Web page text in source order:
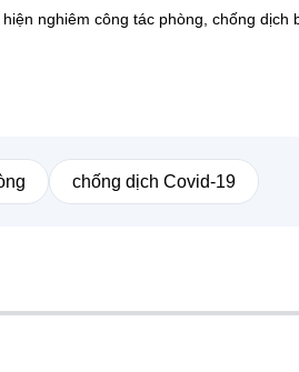
nghiêm công tác phòng, chống dịch
chống dịch Covid-19